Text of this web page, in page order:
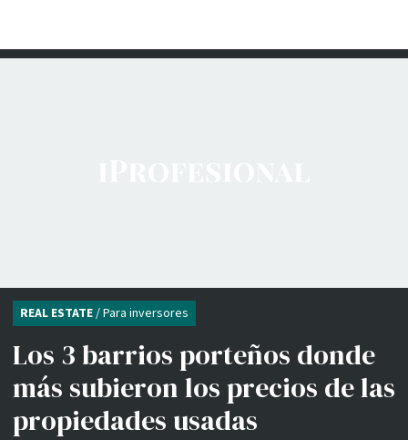
Los 3 barrios porteños donde
más subieron los precios de las
propiedades usadas
REAL ESTATE/ Para inversores